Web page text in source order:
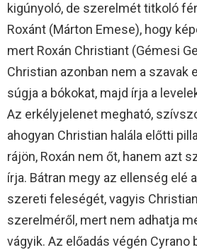
kigúnyoló, de szerelmét titkoló
Roxánt (Márton Emese), hogy
mert Roxán Christiant (Gémesi
Christian azonban nem a szavak
súgja a bókokat, majd írja a
Az erkélyjelenet megható,
ahogyan Christian halála előtti
rájön, Roxán nem őt, hanem azt
írja. Bátran megy az ellenség elé
szereti feleségét, vagyis
szerelméről, mert nem adhatja
vágyik. Az előadás végén Cyrano